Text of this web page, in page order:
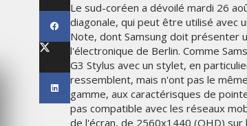
Le sud-coréen a dévoilé mardi 26
diagonale, qui peut être utilisé avec
Note, dont Samsung doit présenter
l'électronique de Berlin. Comme
G3 Stylus avec un stylet, en
ressemblent, mais n'ont pas le
gamme, aux caractérisques de
pas compatible avec les réseaux
de l'écran, de 2560x1440 (QHD)
LES IMPÉRIALES
SOUS THÈME
MARDI 27 JANVIER 2026